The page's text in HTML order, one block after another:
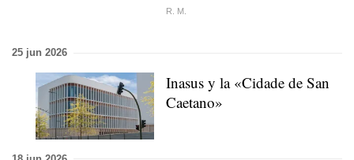
R. M.
25 jun 2026
Inasus y la «Cidade de San
Caetano»